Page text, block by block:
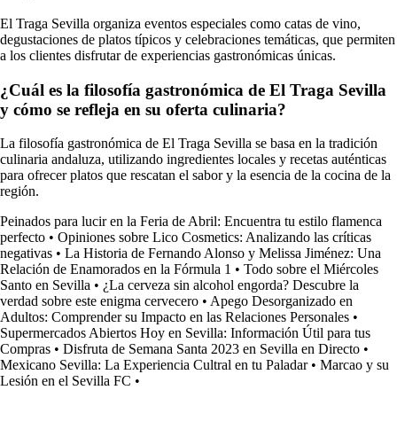
El Traga Sevilla organiza eventos especiales como catas de vino,
degustaciones de platos típicos y celebraciones temáticas, que permiten
a los clientes disfrutar de experiencias gastronómicas únicas.
¿Cuál es la filosofía gastronómica de El Traga Sevilla
y cómo se refleja en su oferta culinaria?
La filosofía gastronómica de El Traga Sevilla se basa en la tradición
culinaria andaluza, utilizando ingredientes locales y recetas auténticas
para ofrecer platos que rescatan el sabor y la esencia de la cocina de la
región.
Peinados para lucir en la Feria de Abril: Encuentra tu estilo flamenca
perfecto • Opiniones sobre Lico Cosmetics: Analizando las críticas
negativas • La Historia de Fernando Alonso y Melissa Jiménez: Una
Relación de Enamorados en la Fórmula 1 • Todo sobre el Miércoles
Santo en Sevilla • ¿La cerveza sin alcohol engorda? Descubre la
verdad sobre este enigma cervecero • Apego Desorganizado en
Adultos: Comprender su Impacto en las Relaciones Personales •
Supermercados Abiertos Hoy en Sevilla: Información Útil para tus
Compras • Disfruta de Semana Santa 2023 en Sevilla en Directo •
Mexicano Sevilla: La Experiencia Cultral en tu Paladar• Marcao y su
Lesión en el Sevilla FC •